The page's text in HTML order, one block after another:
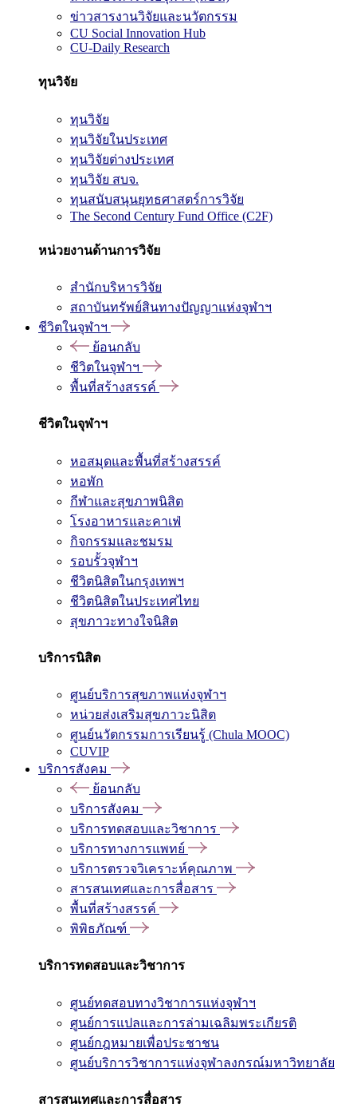
ข่าวสารงานวิจัยและนวัตกรรม
CU Social Innovation Hub
CU-Daily Research
ทุนวิจัย
ทุนวิจัย
ทุนวิจัยในประเทศ
ทุนวิจัยต่างประเทศ
ทุนวิจัย สบจ.
ทุนสนับสนุนยุทธศาสตร์การวิจัย
The Second Century Fund Office (C2F)
หน่วยงานด้านการวิจัย
สำนักบริหารวิจัย
สถาบันทรัพย์สินทางปัญญาแห่งจุฬาฯ
ชีวิตในจุฬาฯ
ย้อนกลับ
ชีวิตในจุฬาฯ
พื้นที่สร้างสรรค์
ชีวิตในจุฬาฯ
หอสมุดและพื้นที่สร้างสรรค์
หอพัก
กีฬาและสุขภาพนิสิต
โรงอาหารและคาเฟ่
กิจกรรมและชมรม
รอบรั้วจุฬาฯ
ชีวิตนิสิตในกรุงเทพฯ
ชีวิตนิสิตในประเทศไทย
สุขภาวะทางใจนิสิต
บริการนิสิต
ศูนย์บริการสุขภาพแห่งจุฬาฯ
หน่วยส่งเสริมสุขภาวะนิสิต
ศูนย์นวัตกรรมการเรียนรู้ (Chula MOOC)
CUVIP
บริการสังคม
ย้อนกลับ
บริการสังคม
บริการทดสอบและวิชาการ
บริการทางการแพทย์
บริการตรวจวิเคราะห์คุณภาพ
สารสนเทศและการสื่อสาร
พื้นที่สร้างสรรค์
พิพิธภัณฑ์
บริการทดสอบและวิชาการ
ศูนย์ทดสอบทางวิชาการแห่งจุฬาฯ
ศูนย์การแปลและการล่ามเฉลิมพระเกียรติ
ศูนย์กฎหมายเพื่อประชาชน
ศูนย์บริการวิชาการแห่งจุฬาลงกรณ์มหาวิทยาลัย
สารสนเทศและการสื่อสาร